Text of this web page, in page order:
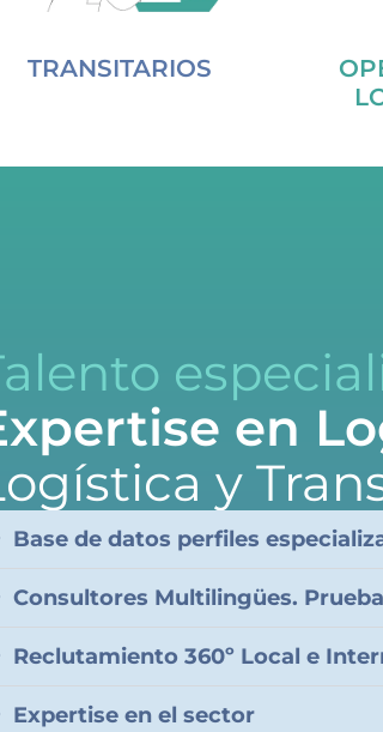
TRANSITARIOS
en
y
Base de datos perfiles
Consultores Multilingües.
Reclutamiento 360º Local e
Expertise en el sector